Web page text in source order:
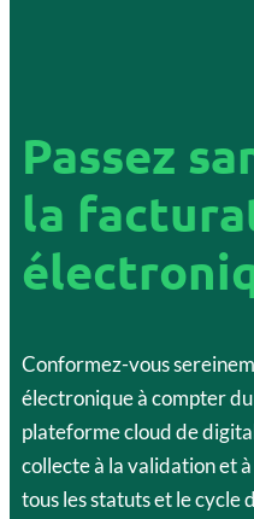
Passez
la
Conformez-vous
électronique à compter
plateforme cloud de
collecte à la validation et
tous les statuts et le cycle